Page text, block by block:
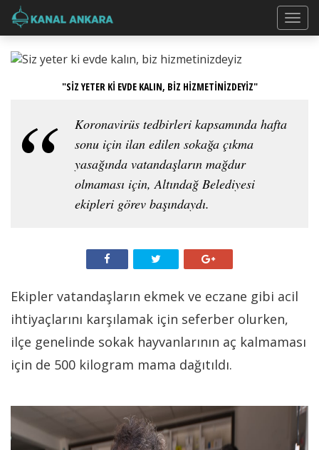
"SİZ YETER Kİ EVDE KALIN, BİZ HİZMETİNİZDEYİZ"
Koronavirüs tedbirleri kapsamında hafta
sonu için ilan edilen sokağa çıkma
yasağında vatandaşların mağdur
olmaması için, Altındağ Belediyesi
ekipleri görev başındaydı.
Ekipler vatandaşların ekmek ve eczane gibi acil
ihtiyaçlarını karşılamak için seferber olurken,
ilçe genelinde sokak hayvanlarının aç kalmaması
için de 500 kilogram mama dağıtıldı.